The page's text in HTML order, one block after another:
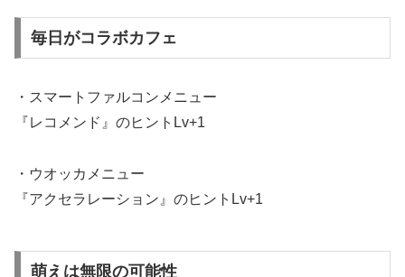
毎日がコラボカフェ
・スマートファルコンメニュー
『レコメンド』のヒントLv+1
・ウオッカメニュー
『アクセラレーション』のヒントLv+1
萌えは無限の可能性